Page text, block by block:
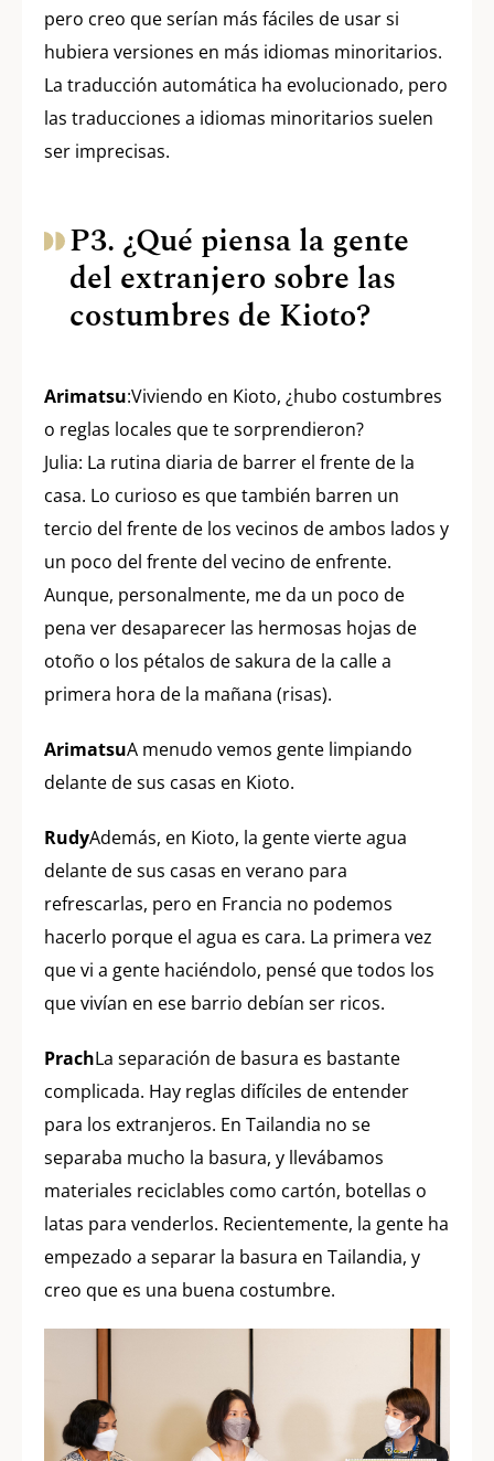
pero creo que serían más fáciles de usar si
hubiera versiones en más idiomas minoritarios.
La traducción automática ha evolucionado, pero
las traducciones a idiomas minoritarios suelen
ser imprecisas.
P3. ¿Qué piensa la gente
del extranjero sobre las
costumbres de Kioto?
Arimatsu:Viviendo en Kioto, ¿hubo costumbres
o reglas locales que te sorprendieron?
Julia: La rutina diaria de barrer el frente de la
casa. Lo curioso es que también barren un
tercio del frente de los vecinos de ambos lados y
un poco del frente del vecino de enfrente.
Aunque, personalmente, me da un poco de
pena ver desaparecer las hermosas hojas de
otoño o los pétalos de sakura de la calle a
primera hora de la mañana (risas).
ArimatsuA menudo vemos gente limpiando
delante de sus casas en Kioto.
RudyAdemás, en Kioto, la gente vierte agua
delante de sus casas en verano para
refrescarlas, pero en Francia no podemos
hacerlo porque el agua es cara. La primera vez
que vi a gente haciéndolo, pensé que todos los
que vivían en ese barrio debían ser ricos.
PrachLa separación de basura es bastante
complicada. Hay reglas difíciles de entender
para los extranjeros. En Tailandia no se
separaba mucho la basura, y llevábamos
materiales reciclables como cartón, botellas o
latas para venderlos. Recientemente, la gente ha
empezado a separar la basura en Tailandia, y
creo que es una buena costumbre.